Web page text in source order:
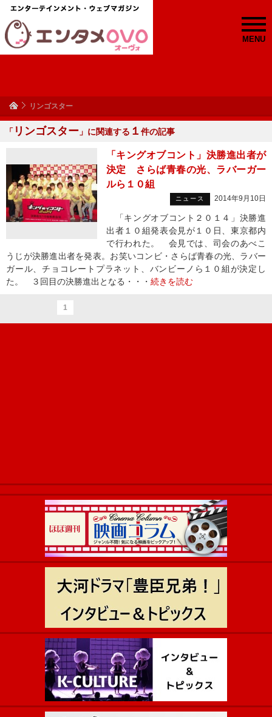
MENU
リンゴスター
「 リンゴスター 」に関連する １ 件の記事
「キングオブコント」決勝進出者が
決定 さらば青春の光、ラバーガー
ルら１０組
ニュース 2014年9月10日
「キングオブコント２０１４」決勝進
出者１０組発表会見が１０日、東京都内
で行われた。 会見では、司会のあべこ
うじが決勝進出者を発表。お笑いコンビ・さらば青春の光、ラバー
ガール、チョコレートプラネット、バンビーノら１０組が決定し
た。 ３回目の決勝進出となる・・・ 続きを読む
1